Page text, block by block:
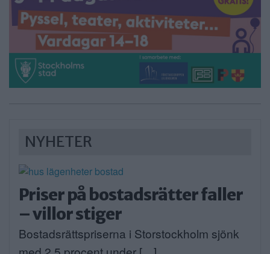
NYHETER
Priser på bostadsrätter faller
– villor stiger
Bostadsrättspriserna i Storstockholm sjönk